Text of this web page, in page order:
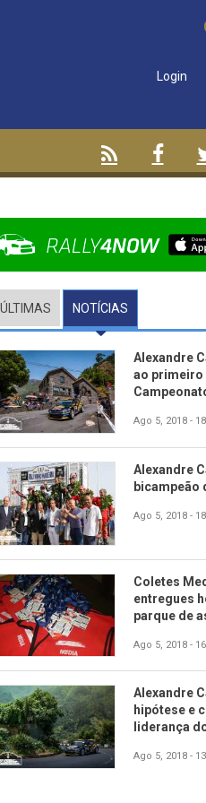
Login
ÚLTIMAS NOTÍCIAS
Alexandre
ao primeiro
Ago 5, 2018 -
Alexandre
bicampeão
Ago 5, 2018 -
Coletes
entregues
parque de
Ago 5, 2018 -
Alexandre
hipótese e
liderança
Ago 5, 2018 -